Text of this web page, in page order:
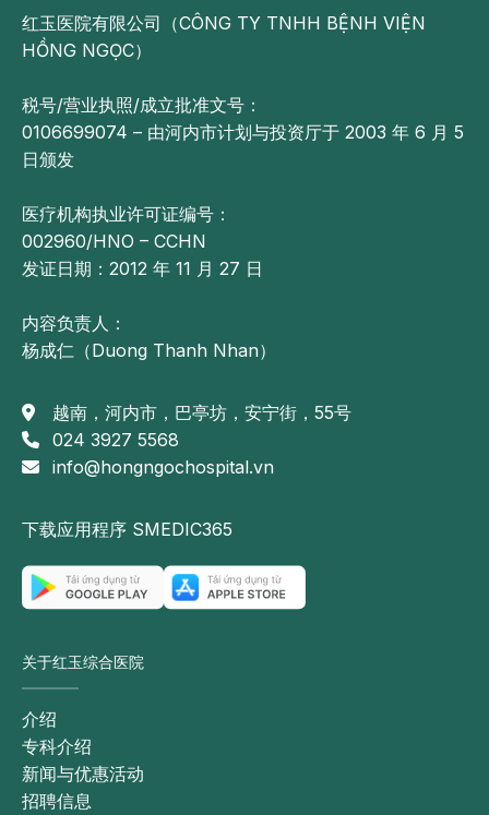
红玉医院有限公司（CÔNG TY TNHH BỆNH VIỆN
HỒNG NGỌC）
税号/营业执照/成立批准文号：
0106699074 – 由河内市计划与投资厅于 2003 年 6 月 5
日颁发
医疗机构执业许可证编号：
002960/HNO – CCHN
发证日期：2012 年 11 月 27 日
内容负责人：
杨成仁（Duong Thanh Nhan）
越南，河内市，巴亭坊，安宁街，55号
024 3927 5568
info@hongngochospital.vn
下载应用程序 SMEDIC365
关于红玉综合医院
介绍
专科介绍
新闻与优惠活动
招聘信息